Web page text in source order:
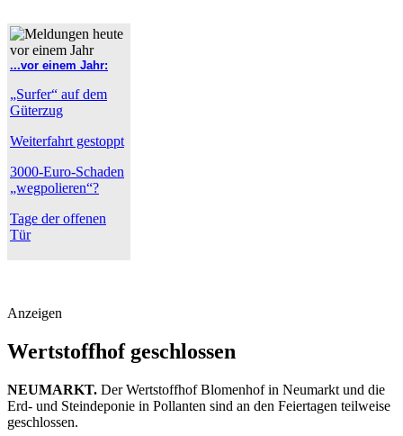
...vor einem Jahr:
„Surfer“ auf dem
Güterzug
Weiterfahrt gestoppt
3000-Euro-Schaden
„wegpolieren“?
Tage der offenen
Tür
Anzeigen
Wertstoffhof geschlossen
NEUMARKT. Der Wertstoffhof Blomenhof in Neumarkt und die
Erd- und Steindeponie in Pollanten sind an den Feiertagen teilweise
geschlossen.